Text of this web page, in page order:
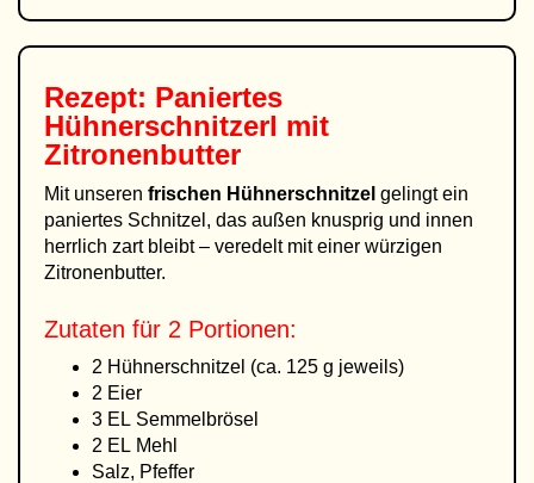
Rezept: Paniertes
Hühnerschnitzerl mit
Zitronenbutter
Mit unseren frischen Hühnerschnitzel gelingt ein
paniertes Schnitzel, das außen knusprig und innen
herrlich zart bleibt – veredelt mit einer würzigen
Zitronenbutter.
Zutaten für 2 Portionen:
2 Hühnerschnitzel (ca. 125 g jeweils)
2 Eier
3 EL Semmelbrösel
2 EL Mehl
Salz, Pfeffer